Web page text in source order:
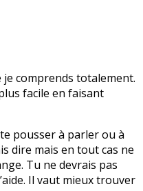
je comprends totalement.
facile en faisant
pousser à parler ou à
dire mais en tout cas ne
Tu ne devrais pas
Il vaut mieux trouver